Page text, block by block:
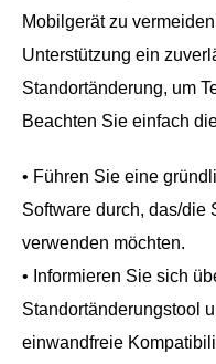
Mobilgerät zu
Unterstützung ein
Standortänderung, um
Beachten Sie einfach
• Führen Sie eine
Software durch, das/die
verwenden möchten.
• Informieren Sie sich
Standortänderungstool
einwandfreie